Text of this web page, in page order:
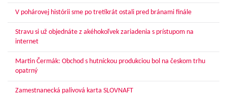
V pohárovej histórii sme po tretíkrát ostali pred bránami finále
Stravu si už objednáte z akéhokoľvek zariadenia s prístupom na
internet
Martin Čermák: Obchod s hutníckou produkciou bol na českom trhu
opatrný
Zamestnanecká palivová karta SLOVNAFT